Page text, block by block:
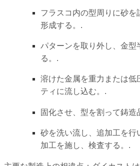
フラスコ内の型周りに砂を
形成する。.
パターンを取り外し、金型
る。.
溶けた金属を重力または低
ティに流し込む。.
固化させ、型を割って鋳造
砂を洗い流し、追加工を行
加工を施し、検査する。.